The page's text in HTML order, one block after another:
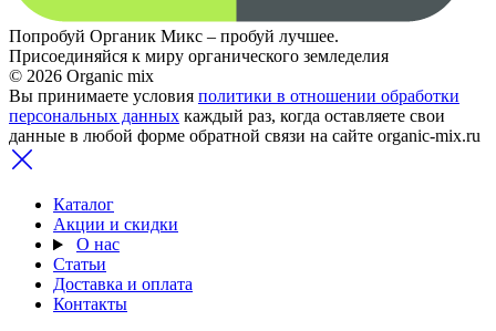
Попробуй Органик Микс – пробуй лучшее.
Присоединяйся к миру органического земледелия
© 2026 Organic mix
Вы принимаете условия политики в отношении обработки
персональных данных каждый раз, когда оставляете свои
данные в любой форме обратной связи на сайте organic-mix.ru
Каталог
Акции и скидки
О нас
Статьи
Доставка и оплата
Контакты